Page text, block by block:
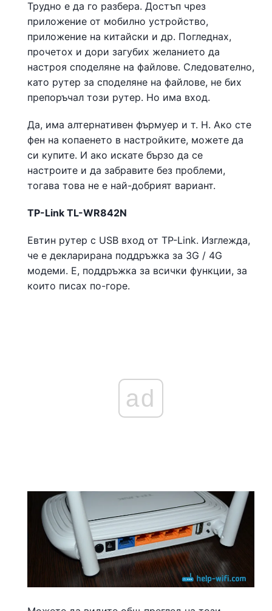
Трудно е да го разбера. Достъп чрез
приложение от мобилно устройство,
приложение на китайски и др. Погледнах,
прочетох и дори загубих желанието да
настроя споделяне на файлове. Следователно,
като рутер за споделяне на файлове, не бих
препоръчал този рутер. Но има вход.
Да, има алтернативен фърмуер и т. Н. Ако сте
фен на копаенето в настройките, можете да
си купите. И ако искате бързо да се
настроите и да забравите без проблеми,
тогава това не е най-добрият вариант.
TP-Link TL-WR842N
Евтин рутер с USB вход от TP-Link. Изглежда,
че е декларирана поддръжка за 3G / 4G
модеми. Е, поддръжка за всички функции, за
които писах по-горе.
ad